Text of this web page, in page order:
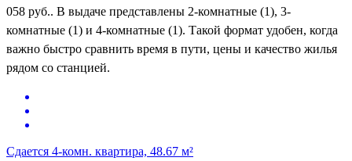
058 руб.. В выдаче представлены 2-комнатные (1), 3-
комнатные (1) и 4-комнатные (1). Такой формат удобен, когда
важно быстро сравнить время в пути, цены и качество жилья
рядом со станцией.
Сдается 4-комн. квартира, 48.67 м²